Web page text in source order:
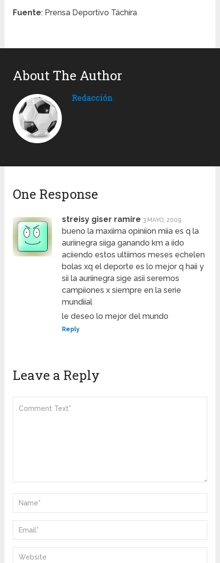
Fuente: Prensa Deportivo Táchira
About The Author
Redacción
One Response
streisy giser ramire 3 MAYO, 2009
bueno la maxiima opiniion miia es q la
auriinegra siiga ganando km a iido
aciiendo estos ultiimos meses echelen
bolas xq el deporte es lo mejor q haii y
sii la auriinegra sige asii seremos
campiiones x siempre en la serie
mundiial
le deseo lo mejor del mundo
Reply
Leave a Reply